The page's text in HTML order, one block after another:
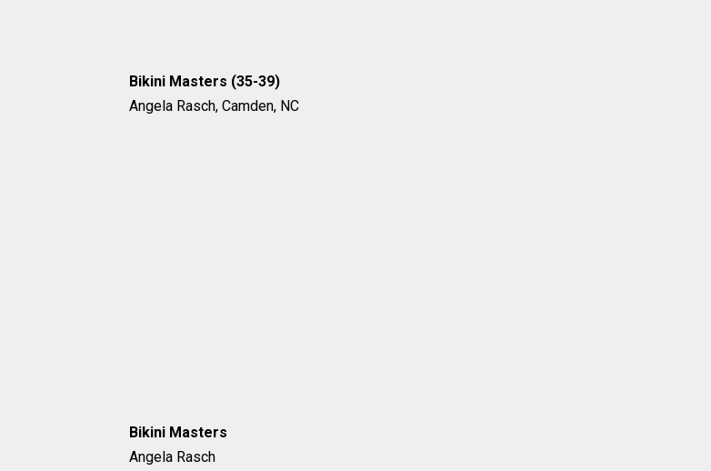
Bikini Masters (35-39)
Angela Rasch, Camden, NC
Bikini Masters
Angela Rasch